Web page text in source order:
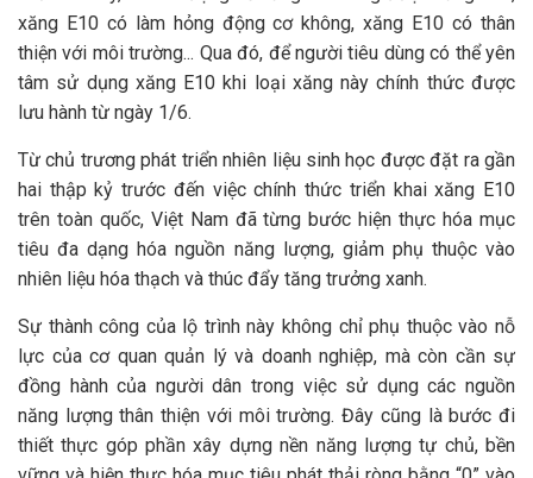
xăng E10 có làm hỏng động cơ không, xăng E10 có thân
thiện với môi trường... Qua đó, để người tiêu dùng có thể yên
tâm sử dụng xăng E10 khi loại xăng này chính thức được
lưu hành từ ngày 1/6.
Từ chủ trương phát triển nhiên liệu sinh học được đặt ra gần
hai thập kỷ trước đến việc chính thức triển khai xăng E10
trên toàn quốc, Việt Nam đã từng bước hiện thực hóa mục
tiêu đa dạng hóa nguồn năng lượng, giảm phụ thuộc vào
nhiên liệu hóa thạch và thúc đẩy tăng trưởng xanh.
Sự thành công của lộ trình này không chỉ phụ thuộc vào nỗ
lực của cơ quan quản lý và doanh nghiệp, mà còn cần sự
đồng hành của người dân trong việc sử dụng các nguồn
năng lượng thân thiện với môi trường. Đây cũng là bước đi
thiết thực góp phần xây dựng nền năng lượng tự chủ, bền